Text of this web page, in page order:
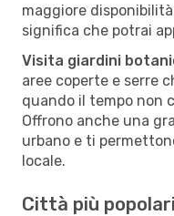
maggiore
significa che potrai
Visita giardini
aree coperte e serre
quando il tempo non
Offrono anche una
urbano e ti
locale.
Città più